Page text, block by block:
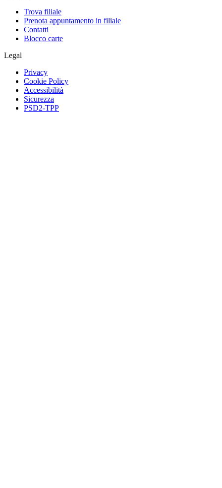
Trova filiale
Prenota appuntamento in filiale
Contatti
Blocco carte
Legal
Privacy
Cookie Policy
Accessibilità
Sicurezza
PSD2-TPP